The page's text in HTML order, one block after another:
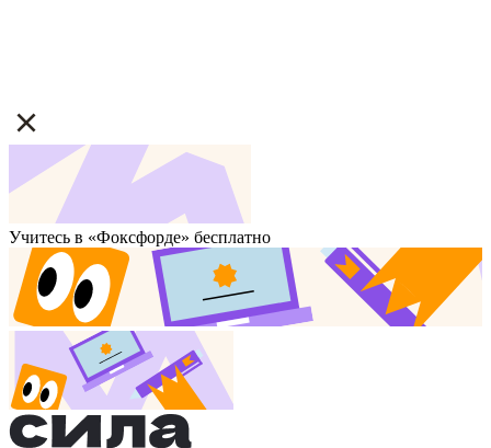
Учитесь в «Фоксфорде» бесплатно